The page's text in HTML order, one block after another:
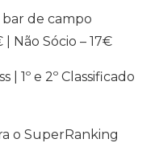
bar de campo
Não Sócio – 17€
| 1º e 2º Classificado
o SuperRanking